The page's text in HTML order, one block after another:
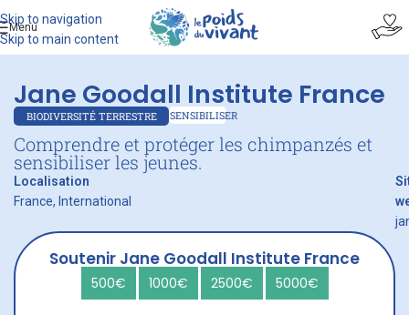
Skip to navigation
Skip to main content
Menu
Jane Goodall Institute France
BIODIVERSITÉ TERRESTRE SENSIBILISER
Comprendre et protéger les chimpanzés et
sensibiliser les jeunes.
Localisation
France, International
Soutenir Jane Goodall Institute France
500€ 1000€ 2500€ 5000€